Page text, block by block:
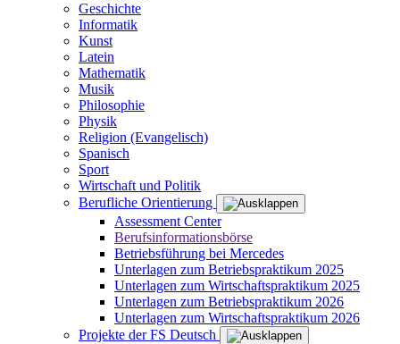
Geschichte
Informatik
Kunst
Latein
Mathematik
Musik
Philosophie
Physik
Religion (Evangelisch)
Spanisch
Sport
Wirtschaft und Politik
Berufliche Orientierung
Assessment Center
Berufsinformationsbörse
Betriebsführung bei Mercedes
Unterlagen zum Betriebspraktikum 2025
Unterlagen zum Wirtschaftspraktikum 2025
Unterlagen zum Betriebspraktikum 2026
Unterlagen zum Wirtschaftspraktikum 2026
Projekte der FS Deutsch